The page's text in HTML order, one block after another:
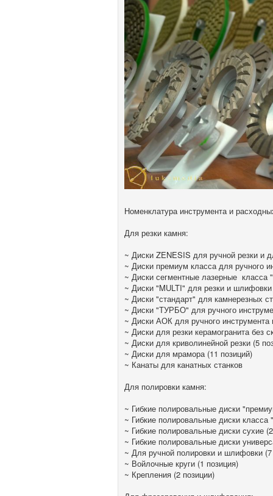
Номенклатура инструмента и
Для резки камня:
~ Диски ZENESIS для ручной резки и
~ Диски премиум класса для ручного
~ Диски сегментные лазерные класса
~ Диски "MULTI" для резки и
~ Диски "стандарт" для камнерезных
~ Диски "ТУРБО" для ручного
~ Диски АОК для ручного инструмента
~ Диски для резки керамогранита без
~ Диски для криволинейной резки (5
~ Диски для мрамора (11 позиций)
~ Канаты для канатных станков
Для полировки камня:
~ Гибкие полировальные диски
~ Гибкие полировальные диски класса
~ Гибкие полировальные диски сухие
~ Гибкие полировальные диски
~ Для ручной полировки и шлифовки (7
~ Войлочные круги (1 позиция)
~ Крепления (2 позиции)